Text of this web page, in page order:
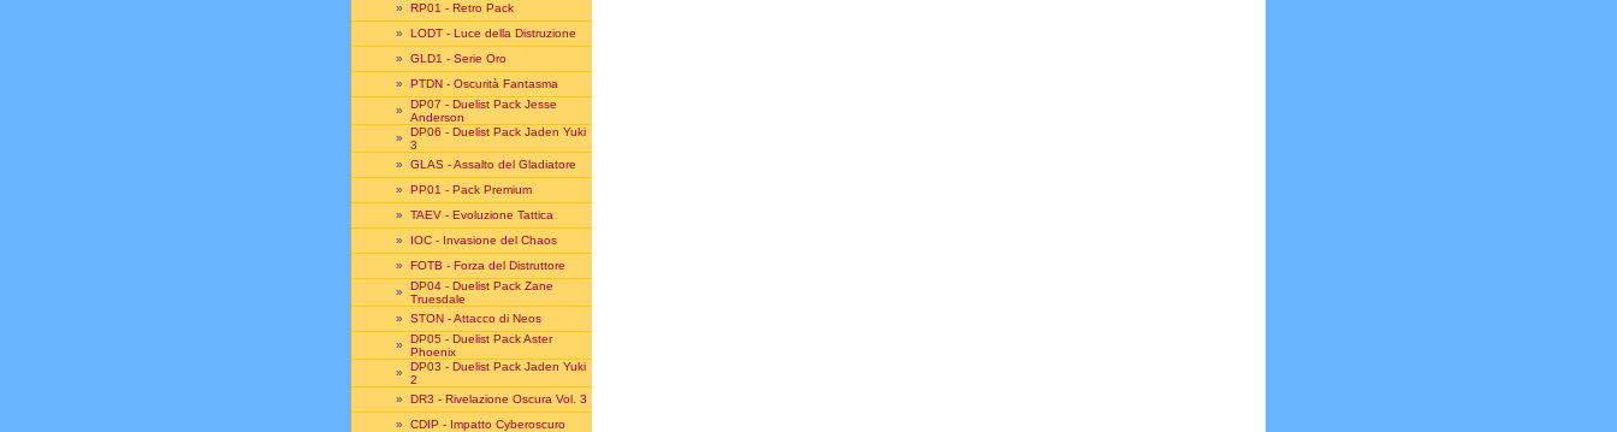
» RP01 - Retro Pack
» LODT - Luce della Distruzione
» GLD1 - Serie Oro
» PTDN - Oscurità Fantasma
» DP07 - Duelist Pack Jesse
Anderson
» DP06 - Duelist Pack Jaden Yuki
3
» GLAS - Assalto del Gladiatore
» PP01 - Pack Premium
» TAEV - Evoluzione Tattica
» IOC - Invasione del Chaos
» FOTB - Forza del Distruttore
» DP04 - Duelist Pack Zane
Truesdale
» STON - Attacco di Neos
» DP05 - Duelist Pack Aster
Phoenix
» DP03 - Duelist Pack Jaden Yuki
2
» DR3 - Rivelazione Oscura Vol. 3
» CDIP - Impatto Cyberoscuro